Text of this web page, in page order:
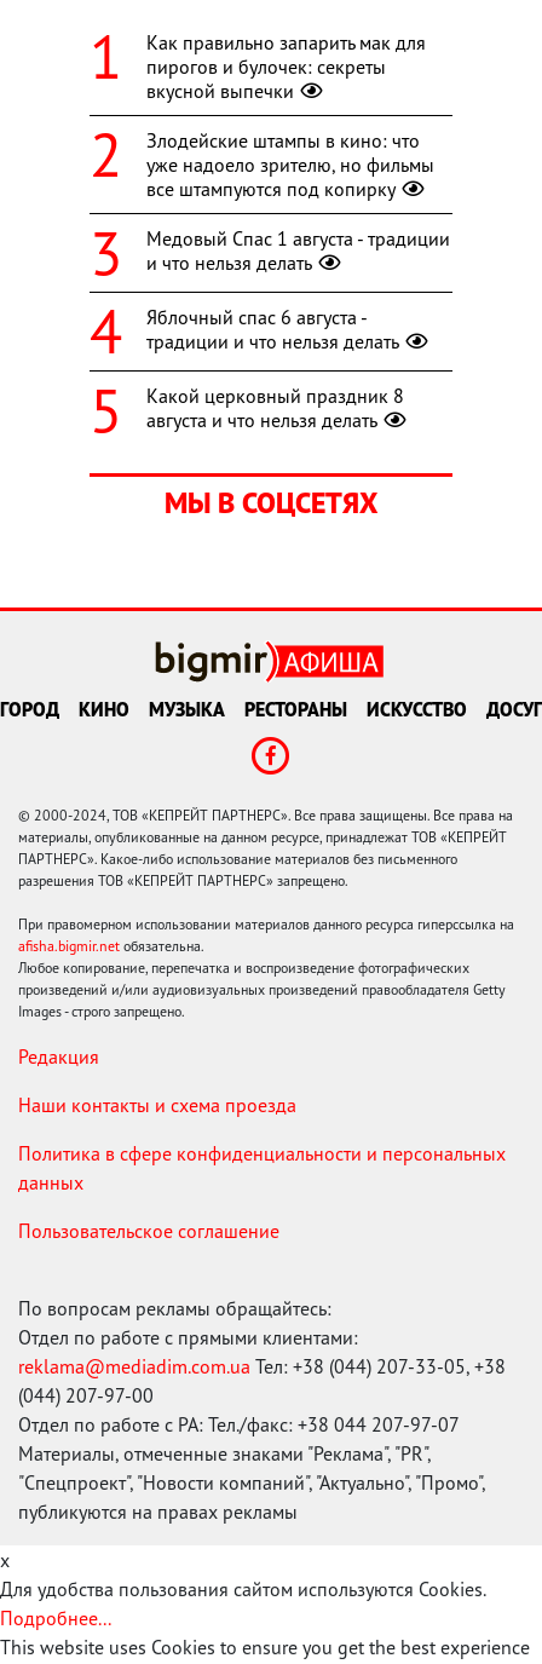
Как правильно запарить мак для
пирогов и булочек: секреты
вкусной выпечки
Злодейские штампы в кино: что
уже надоело зрителю, но фильмы
все штампуются под копирку
Медовый Спас 1 августа - традиции
и что нельзя делать
Яблочный спас 6 августа -
традиции и что нельзя делать
Какой церковный праздник 8
августа и что нельзя делать
МЫ В СОЦСЕТЯХ
ГОРОД КИНО МУЗЫКА РЕСТОРАНЫ ИСКУССТВО ДОСУГ
© 2000-2024, ТОВ «КЕПРЕЙТ ПАРТНЕРС». Все права защищены. Все права на
материалы, опубликованные на данном ресурсе, принадлежат ТОВ «КЕПРЕЙТ
ПАРТНЕРС». Какое-либо использование материалов без письменного
разрешения ТОВ «КЕПРЕЙТ ПАРТНЕРС» запрещено.
При правомерном использовании материалов данного ресурса гиперссылка на
afisha.bigmir.net обязательна.
Любое копирование, перепечатка и воспроизведение фотографических
произведений и/или аудиовизуальных произведений правообладателя Getty
Images - строго запрещено.
Редакция
Наши контакты и схема проезда
Политика в сфере конфиденциальности и персональных
данных
Пользовательское соглашение
По вопросам рекламы обращайтесь:
Отдел по работе с прямыми клиентами:
reklama@mediadim.com.ua Тел: +38 (044) 207-33-05, +38
(044) 207-97-00
Отдел по работе с РА: Тел./факс: +38 044 207-97-07
Материалы, отмеченные знаками "Реклама", "PR",
"Спецпроект", "Новости компаний", "Актуально", "Промо",
публикуются на правах рекламы
x
Для удобства пользования сайтом используются Cookies.
Подробнее...
This website uses Cookies to ensure you get the best experience